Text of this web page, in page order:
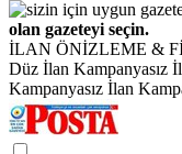
olan gazeteyi seçin.
İLAN ÖNİZLEME &
Düz İlan Kampanyasız
Kampanyasız İlan